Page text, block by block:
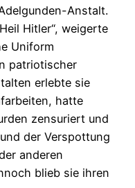
Anstalt.
Hitler“, weigerte
Uniform
patriotischer
erlebte sie
hatte
zensuriert und
der Verspottung
anderen
blieb sie ihren